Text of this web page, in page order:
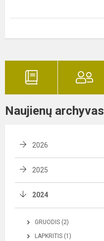
Naujienų archyvas
2026
2025
2024
GRUODIS (2)
LAPKRITIS (1)